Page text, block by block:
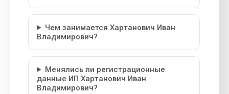
Чем занимается Хартанович Иван
Владимирович?
Менялись ли регистрационные
данные ИП Хартанович Иван
Владимирович?